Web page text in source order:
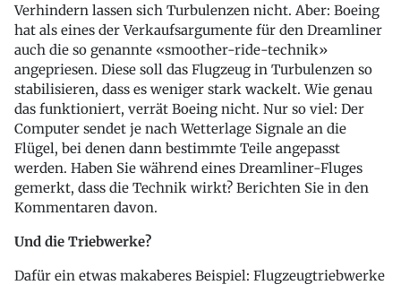
Verhindern lassen sich Turbulenzen nicht. Aber: Boeing
hat als eines der Verkaufsargumente für den Dreamliner
auch die so genannte «smoother-ride-technik»
angepriesen. Diese soll das Flugzeug in Turbulenzen so
stabilisieren, dass es weniger stark wackelt. Wie genau
das funktioniert, verrät Boeing nicht. Nur so viel: Der
Computer sendet je nach Wetterlage Signale an die
Flügel, bei denen dann bestimmte Teile angepasst
werden. Haben Sie während eines Dreamliner-Fluges
gemerkt, dass die Technik wirkt? Berichten Sie in den
Kommentaren davon.
Und die Triebwerke?
Dafür ein etwas makaberes Beispiel: Flugzeugtriebwerke